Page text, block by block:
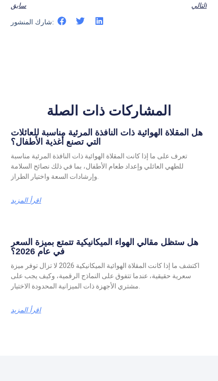
سابق التالي
شارك المنشور:
المشاركات ذات الصلة
هل المقلاة الهوائية ذات النافذة المرئية مناسبة للعائلات
التي تصنع أغذية الأطفال؟
تعرف على ما إذا كانت المقلاة الهوائية ذات النافذة المرئية مناسبة
للطهي العائلي وإعداد طعام الأطفال، بما في ذلك نصائح السلامة
اقرأ المزيد
هل ستظل مقالي الهواء الميكانيكية تتمتع بميزة السعر
في عام 2026؟
اكتشف ما إذا كانت المقلاة الهوائية الميكانيكية 2026 لا تزال توفر ميزة
سعرية حقيقية، عندما تتفوق على النماذج الرقمية، وكيف يجب على
اقرأ المزيد